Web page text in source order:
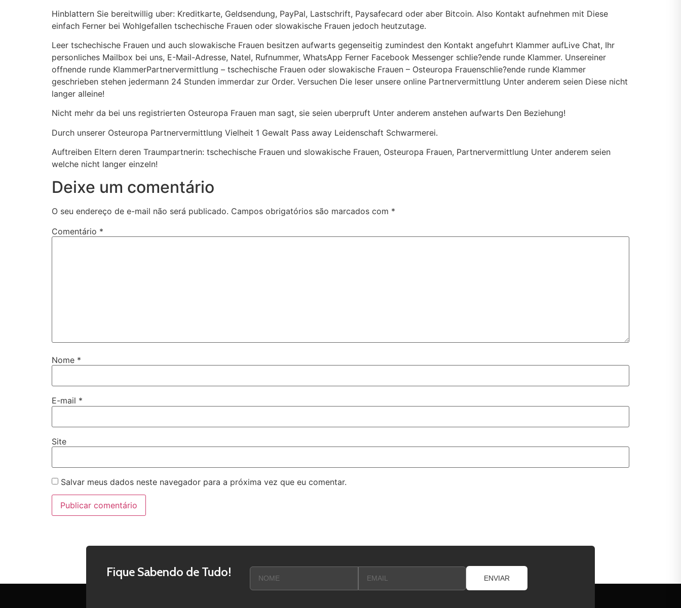
Hinblattern Sie bereitwillig uber: Kreditkarte, Geldsendung, PayPal, Lastschrift, Paysafecard oder aber Bitcoin. Also Kontakt aufnehmen mit Diese
einfach Ferner bei Wohlgefallen tschechische Frauen oder slowakische Frauen jedoch heutzutage.
Leer tschechische Frauen und auch slowakische Frauen besitzen aufwarts gegenseitig zumindest den Kontakt angefuhrt Klammer aufLive Chat, Ihr
personliches Mailbox bei uns, E-Mail-Adresse, Natel, Rufnummer, WhatsApp Ferner Facebook Messenger schlie?ende runde Klammer. Unsereiner
offnende runde KlammerPartnervermittlung – tschechische Frauen oder slowakische Frauen – Osteuropa Frauenschlie?ende runde Klammer
geschrieben stehen jedermann 24 Stunden immerdar zur Order. Versuchen Die leser unsere online Partnervermittlung Unter anderem seien Diese nicht
langer alleine!
Nicht mehr da bei uns registrierten Osteuropa Frauen man sagt, sie seien uberpruft Unter anderem anstehen aufwarts Den Beziehung!
Durch unserer Osteuropa Partnervermittlung Vielheit 1 Gewalt Pass away Leidenschaft Schwarmerei.
Auftreiben Eltern deren Traumpartnerin: tschechische Frauen und slowakische Frauen, Osteuropa Frauen, Partnervermittlung Unter anderem seien
welche nicht langer einzeln!
Deixe um comentário
O seu endereço de e-mail não será publicado. Campos obrigatórios são marcados com *
Comentário *
Nome *
E-mail *
Site
Salvar meus dados neste navegador para a próxima vez que eu comentar.
Fique Sabendo de Tudo! ENVIAR